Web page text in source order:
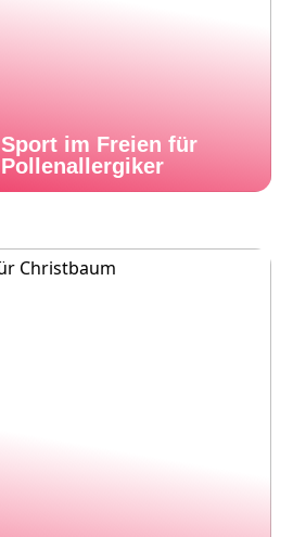
Sport im Freien für
Pollenallergiker